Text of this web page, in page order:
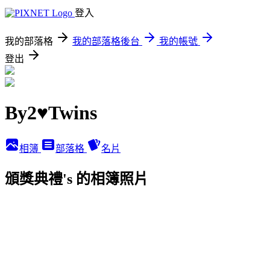
登入
我的部落格 我的部落格後台
我的帳號
登出
By2♥Twins
相簿 部落格 名片
頒獎典禮's 的相簿照片